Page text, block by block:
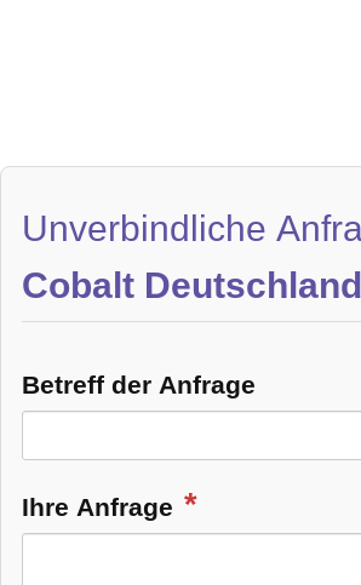
Unverbindliche
Cobalt
Betreff der Anfrage
Ihre Anfrage